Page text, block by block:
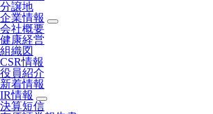
分譲地
企業情報
会社概要
健康経営
組織図
CSR情報
役員紹介
新着情報
IR情報
決算短信